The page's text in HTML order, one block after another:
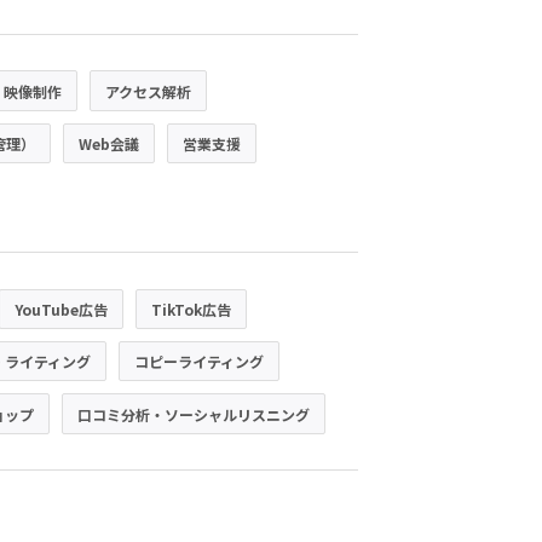
像制作 アクセス解析
） Web会議 営業支援
YouTube広告 TikTok広告
イティング コピーライティング
ップ 口コミ分析・ソーシャルリスニング